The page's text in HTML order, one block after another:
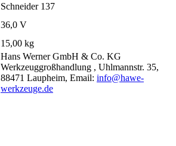
Schneider 137
36,0 V
15,00 kg
Hans Werner GmbH & Co. KG
Werkzeuggroßhandlung , Uhlmannstr. 35,
88471 Laupheim, Email: info@hawe-
werkzeuge.de